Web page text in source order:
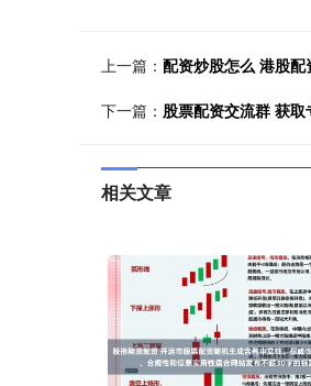
上一篇： 配资炒股怎么 港股
下一篇： 股票配资交流群 获
相关文章